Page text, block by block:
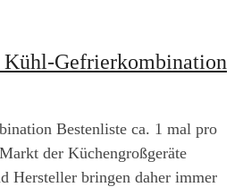
Gefrierkombination
Bestenliste ca. 1 mal pro
der Küchengroßgeräte
Hersteller bringen daher immer